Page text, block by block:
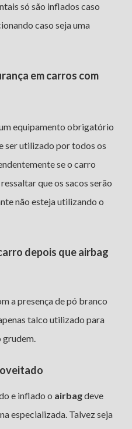
só são inflados caso
caso seja uma
em carros com
equipamento obrigatório
ser utilizado por todos os
se o carro
que os sacos serão
não esteja utilizando o
depois que airbag
a presença de pó branco
talco utilizado para
grudem.
e inflado o airbagdeve
especializada. Talvez seja